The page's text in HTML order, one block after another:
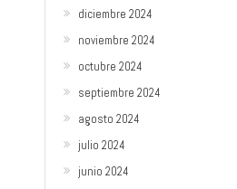
diciembre 2024
noviembre 2024
octubre 2024
septiembre 2024
agosto 2024
julio 2024
junio 2024